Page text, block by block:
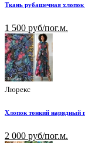
Ткань рубашечная
1 500 руб/пог.м.
Люрекс
Хлопок тонкий нарядный
2 000 руб/пог.м.